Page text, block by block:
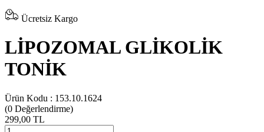
Ücretsiz Kargo
LİPOZOMAL GLİKOLİK
TONİK
Ürün Kodu : 153.10.1624
(0 Değerlendirme)
299,00 TL